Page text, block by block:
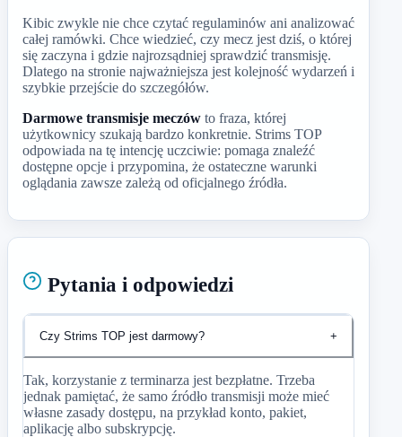
Kibic zwykle nie chce czytać regulaminów ani analizować
całej ramówki. Chce wiedzieć, czy mecz jest dziś, o której
się zaczyna i gdzie najrozsądniej sprawdzić transmisję.
Dlatego na stronie najważniejsza jest kolejność wydarzeń i
szybkie przejście do szczegółów.
Darmowe transmisje meczów to fraza, której
użytkownicy szukają bardzo konkretnie. Strims TOP
odpowiada na tę intencję uczciwie: pomaga znaleźć
dostępne opcje i przypomina, że ostateczne warunki
oglądania zawsze zależą od oficjalnego źródła.
Pytania i odpowiedzi
Czy Strims TOP jest darmowy? +
Tak, korzystanie z terminarza jest bezpłatne. Trzeba
jednak pamiętać, że samo źródło transmisji może mieć
własne zasady dostępu, na przykład konto, pakiet,
aplikację albo subskrypcję.